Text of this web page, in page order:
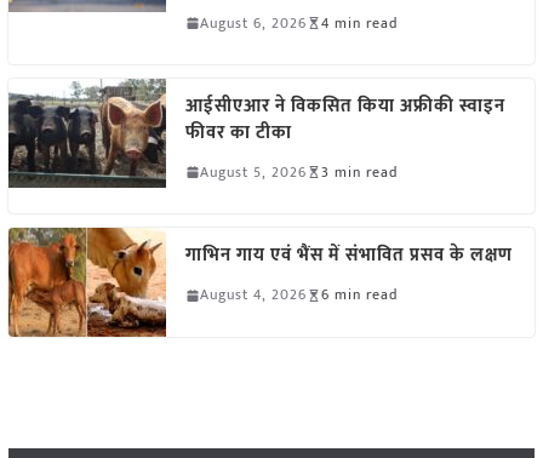
August 6, 2026 4 min read
आईसीएआर ने विकसित किया अफ्रीकी स्वाइन
फीवर का टीका
August 5, 2026 3 min read
गाभिन गाय एवं भैंस में संभावित प्रसव के लक्षण
August 4, 2026 6 min read